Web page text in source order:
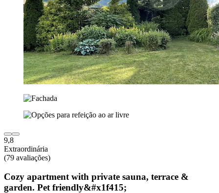
9,8
Extraordinária
(79 avaliações)
Cozy apartment with private sauna, terrace &
garden. Pet friendly&#x1f415;